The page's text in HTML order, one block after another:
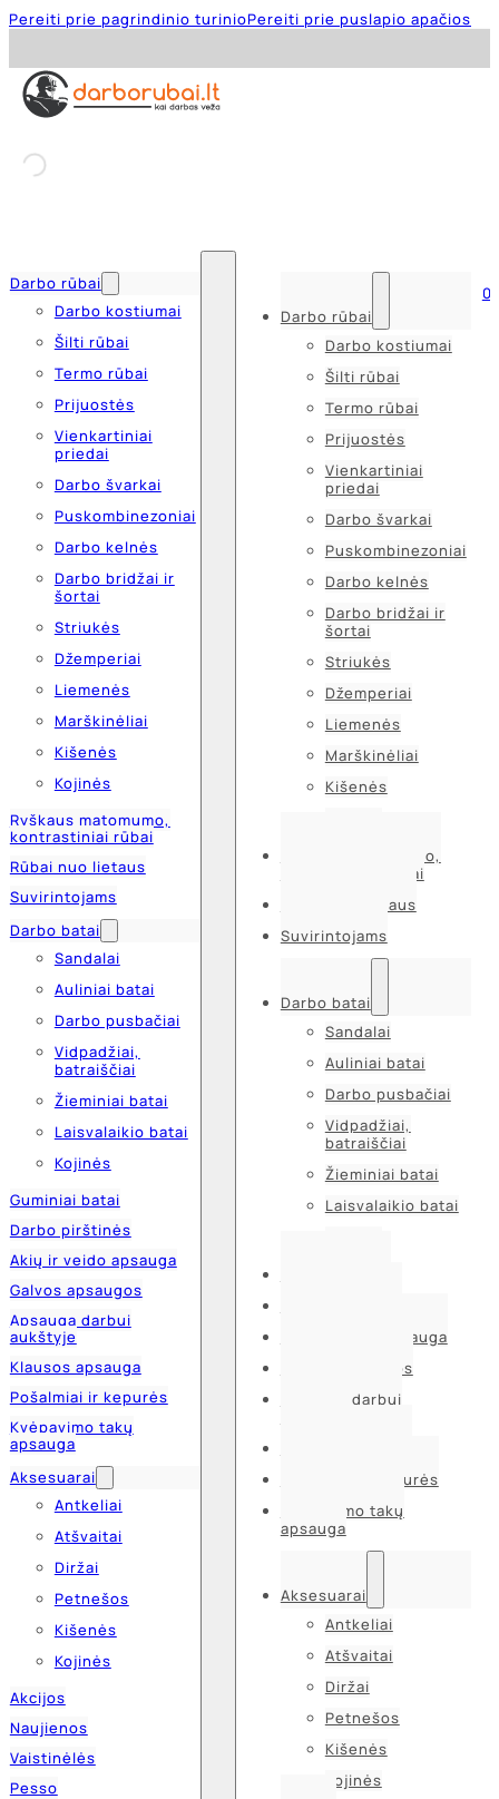
Pereiti prie pagrindinio turinioPereiti prie puslapio apačios
Darbo rūbai
Darbo kostiumai
Šilti rūbai
Termo rūbai
Prijuostės
Vienkartiniai
priedai
Darbo švarkai
Puskombinezoniai
Darbo kelnės
Darbo bridžai ir
šortai
Striukės
Džemperiai
Liemenės
Marškinėliai
Kišenės
Kojinės
Ryškaus matomumo,
kontrastiniai rūbai
Rūbai nuo lietaus
Suvirintojams
Darbo batai
Sandalai
Auliniai batai
Darbo pusbačiai
Vidpadžiai,
batraiščiai
Žieminiai batai
Laisvalaikio batai
Kojinės
Guminiai batai
Darbo pirštinės
Akių ir veido apsauga
Galvos apsaugos
Apsauga darbui
aukštyje
Klausos apsauga
Pošalmiai ir kepurės
Kvėpavimo takų
apsauga
Aksesuarai
Antkeliai
Atšvaitai
Diržai
Petnešos
Kišenės
Kojinės
Akcijos
Naujienos
Vaistinėlės
Pesso
Darbo rūbai
Darbo kostiumai
Šilti rūbai
Termo rūbai
Prijuostės
Vienkartiniai
priedai
Darbo švarkai
Puskombinezoniai
Darbo kelnės
Darbo bridžai ir
šortai
Striukės
Džemperiai
Liemenės
Marškinėliai
Kišenės
Ryškaus matomumo,
kontrastiniai rūbai
Rūbai nuo lietaus
Suvirintojams
Darbo batai
Sandalai
Auliniai batai
Darbo pusbačiai
Vidpadžiai,
batraiščiai
Žieminiai batai
Laisvalaikio batai
Akių ir veido apsauga
Galvos apsaugos
Apsauga darbui
Pošalmiai ir kepurės
Kvėpavimo takų
apsauga
Aksesuarai
Antkeliai
Atšvaitai
Diržai
Petnešos
Kišenės
Kojinės
0